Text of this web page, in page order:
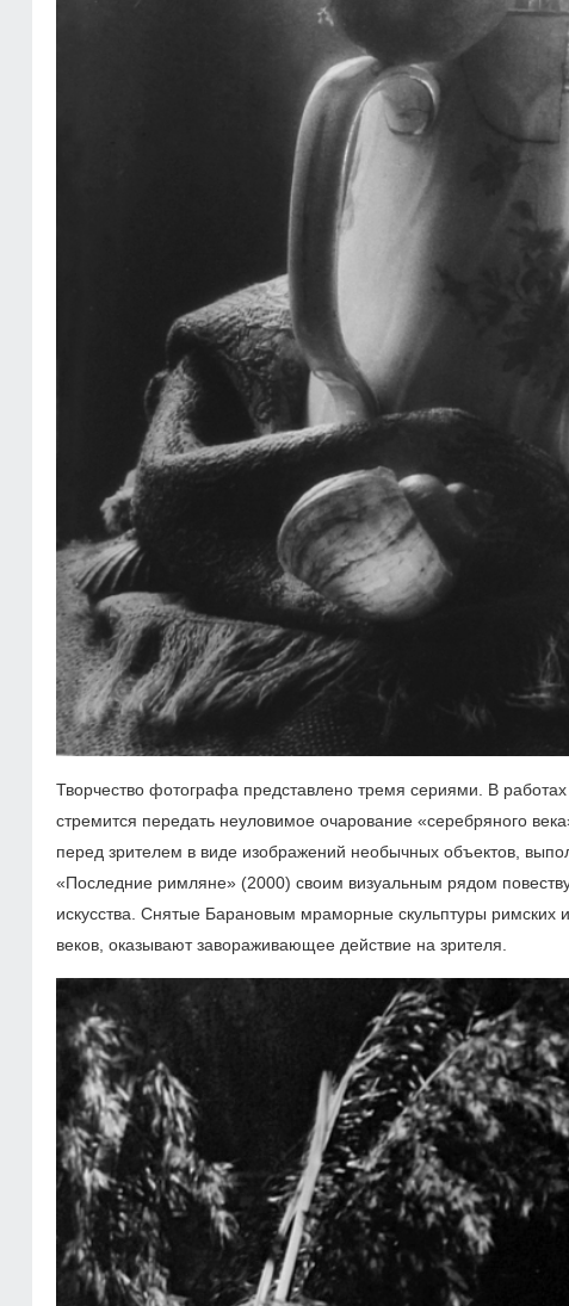
Творчество фотографа представлено тремя сериями. В
стремится передать неуловимое очарование «серебряного
перед зрителем в виде изображений необычных объектов,
«Последние римляне» (2000) своим визуальным рядом
искусства. Снятые Барановым мраморные скульптуры римских
веков, оказывают завораживающее действие на зрителя.